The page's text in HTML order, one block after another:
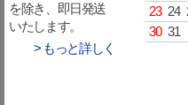
を除き、即日発送
いたします。
> もっと詳しく
23 24
30 31